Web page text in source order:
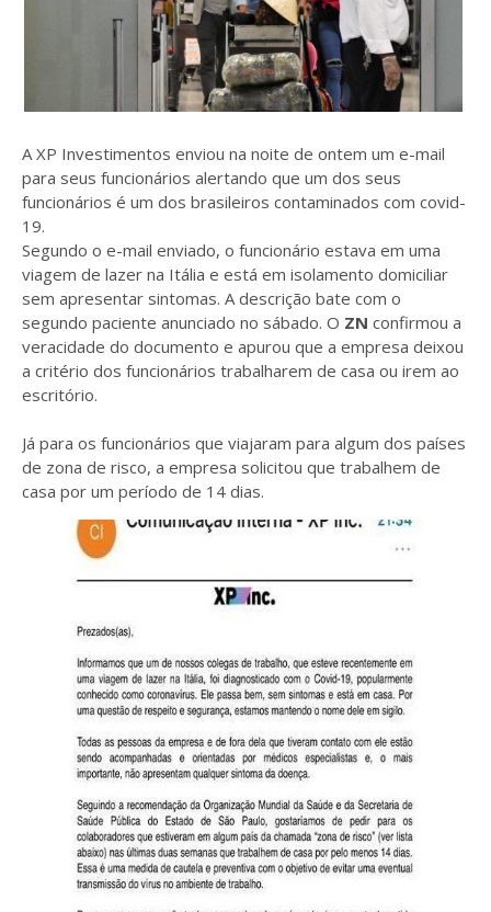
A XP Investimentos enviou na noite de ontem um e-mail
para seus funcionários alertando que um dos seus
funcionários é um dos brasileiros contaminados com covid-
19.
Segundo o e-mail enviado, o funcionário estava em uma
viagem de lazer na Itália e está em isolamento domiciliar
sem apresentar sintomas. A descrição bate com o
segundo paciente anunciado no sábado. O ZN confirmou a
veracidade do documento e apurou que a empresa deixou
a critério dos funcionários trabalharem de casa ou irem ao
escritório.
Já para os funcionários que viajaram para algum dos países
de zona de risco, a empresa solicitou que trabalhem de
casa por um período de 14 dias.